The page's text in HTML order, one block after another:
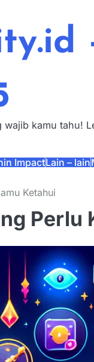
kamu tahu!
ImpactLain – lain
Ketahui
Perlu